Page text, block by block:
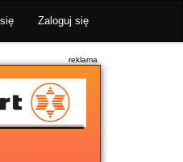
Zaloguj się